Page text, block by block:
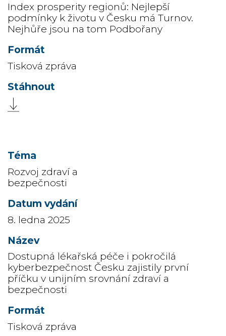
Index prosperity regionů: Nejlepší
podmínky k životu v Česku má Turnov.
Nejhůře jsou na tom Podbořany
Tisková zpráva
Rozvoj zdraví a
bezpečnosti
8. ledna 2025
Dostupná lékařská péče i pokročilá
kyberbezpečnost Česku zajistily první
příčku v unijním srovnání zdraví a
bezpečnosti
Tisková zpráva